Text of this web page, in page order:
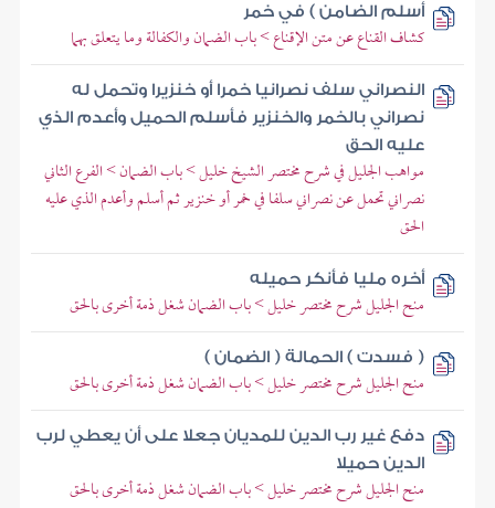
أسلم الضامن ) في خمر
كشاف القناع عن متن الإقناع > باب الضمان والكفالة وما يتعلق بهما
النصراني سلف نصرانيا خمرا أو خنزيرا وتحمل له
نصراني بالخمر والخنزير فأسلم الحميل وأعدم الذي
عليه الحق
مواهب الجليل في شرح مختصر الشيخ خليل > باب الضمان > الفرع الثاني
نصراني تحمل عن نصراني سلفا في خمر أو خنزير ثم أسلم وأعدم الذي عليه
الحق
أخره مليا فأنكر حميله
منح الجليل شرح مختصر خليل > باب الضمان شغل ذمة أخرى بالحق
( فسدت ) الحمالة ( الضمان )
منح الجليل شرح مختصر خليل > باب الضمان شغل ذمة أخرى بالحق
دفع غير رب الدين للمديان جعلا على أن يعطي لرب
الدين حميلا
منح الجليل شرح مختصر خليل > باب الضمان شغل ذمة أخرى بالحق